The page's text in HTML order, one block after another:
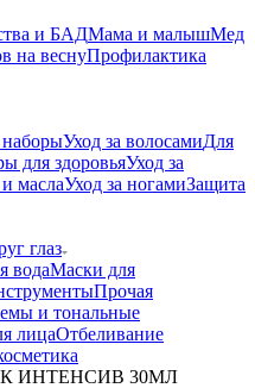
и БАДМама и малышМед
на веснуПрофилактика
Уход за волосамиДля
для здоровьяУход за
маслаУход за ногамиЗащита
глаз
водаМаски для
Прочая
и тональные
лицаОтбеливание
ИНТЕНСИВ 30МЛ